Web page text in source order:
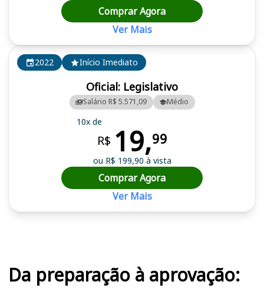
2022 Início Imediato
Oficial: Legislativo
Salário R$ 5.571,09 Médio
10x de
R$ 19,99
ou R$ 199,90 à vista
Comprar Agora
Ver Mais
Comprar Agora
Ver Mais
Da preparação à aprovação: